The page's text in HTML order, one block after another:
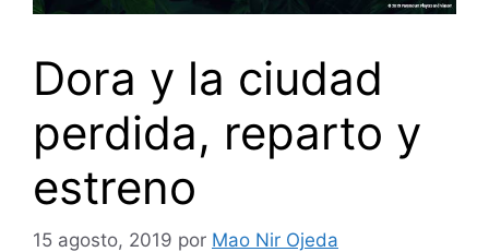
Dora y la ciudad
perdida, reparto y
estreno
15 agosto, 2019 por Mao Nir Ojeda